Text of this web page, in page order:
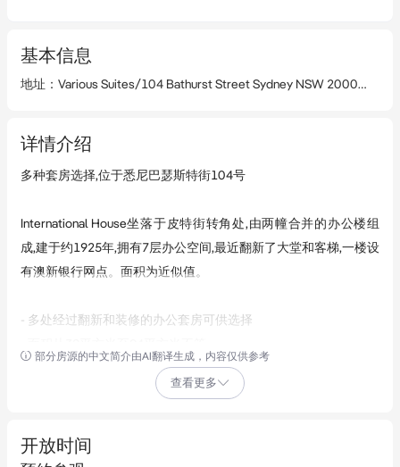
基本信息
地址 ： Various Suites/104 Bathurst Street Sydney NSW 2000
详情介绍
多种套房选择,位于悉尼巴瑟斯特街104号
International House坐落于皮特街转角处,由两幢合并的办公楼组
成,建于约1925年,拥有7层办公空间,最近翻新了大堂和客梯,一楼设
有澳新银行网点。面积为近似值。
- 多处经过翻新和装修的办公套房可供选择
- 非常靠近市政厅火车站、女王维多利亚大楼和海德公园
- 具有竞争力的租金和灵活的租赁条款
- 15号套房;69平方米
部分房源的中文简介由AI翻译生成，内容仅供参考
查看更多
开放时间